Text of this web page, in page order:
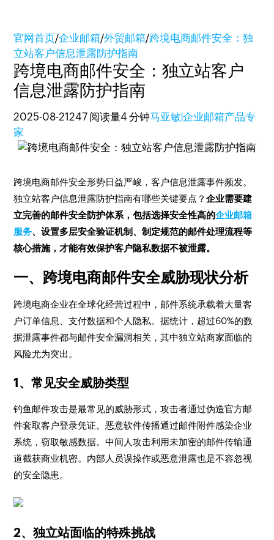
官网首页/企业邮箱/外贸邮箱/跨境电商邮件安全：独
立站客户信息泄露防护指南
跨境电商邮件安全：独立站客户
信息泄露防护指南
2025-08-21247 阅读量4 分钟马亚敏|企业邮箱产品专
家
跨境电商邮件安全形势日益严峻，客户信息泄露事件频发。
独立站客户信息泄露防护指南有哪些关键要点？企业需要建
立完善的邮件安全防护体系，包括选择安全性高的企业邮箱
服务、设置多层安全验证机制、制定规范的邮件处理流程等
核心措施，才能有效保护客户隐私数据不被泄露。
一、跨境电商邮件安全威胁现状分析
跨境电商企业在全球化经营过程中，邮件系统承载着大量客
户订单信息、支付数据和个人隐私。据统计，超过60%的数
据泄露事件都与邮件安全漏洞相关，其中独立站商家面临的
风险尤为突出。
1、常见安全威胁类型
钓鱼邮件攻击是最常见的威胁形式，攻击者通过伪造官方邮
件套取客户登录凭证。恶意软件传播通过邮件附件感染企业
系统，窃取敏感数据。中间人攻击利用未加密的邮件传输通
道截获商业机密。内部人员误操作或恶意泄露也是不容忽视
的安全隐患。
2、独立站面临的特殊挑战